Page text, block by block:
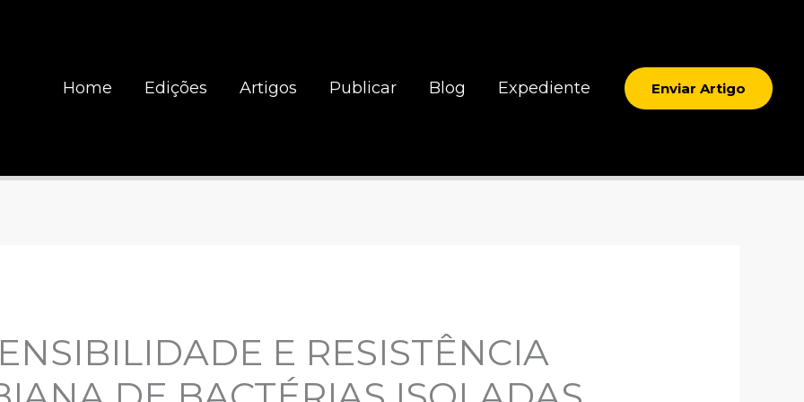
Home Edições Artigos Publicar Blog Expediente Enviar Artigo
E RESISTÊNCIA